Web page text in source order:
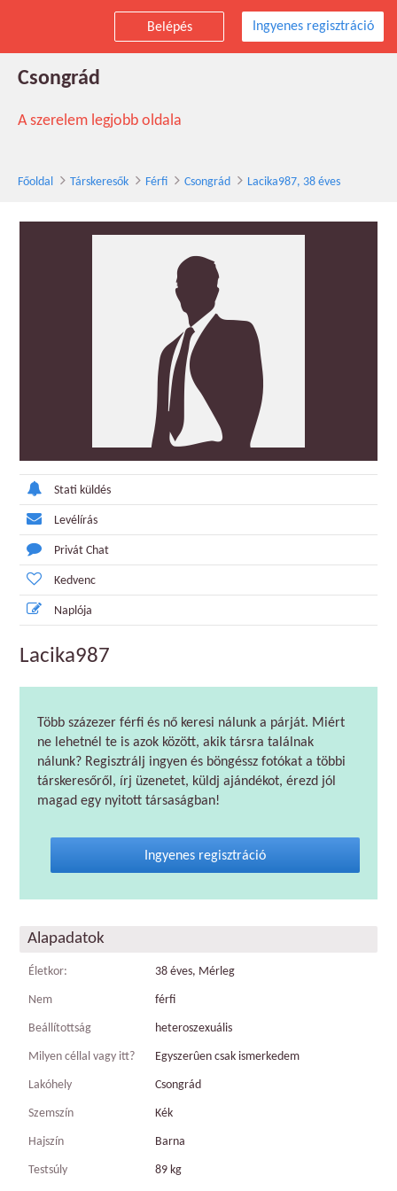
Belépés Ingyenes regisztráció
Lacika987 társkereső férfi, 38 éves,
Csongrád
A szerelem legjobb oldala
Főoldal Társkeresők Férfi Csongrád Lacika987, 38 éves
Stati küldés
Levélírás
Privát Chat
Kedvenc
Naplója
Lacika987
Több százezer férfi és nő keresi nálunk a párját. Miért
ne lehetnél te is azok között, akik társra találnak
nálunk? Regisztrálj ingyen és böngéssz fotókat a többi
társkeresőről, írj üzenetet, küldj ajándékot, érezd jól
magad egy nyitott társaságban!
Ingyenes regisztráció
Alapadatok
Életkor: 38 éves, Mérleg
Nem férfi
Beállítottság heteroszexuális
Milyen céllal vagy itt? Egyszerûen csak ismerkedem
Lakóhely Csongrád
Szemszín Kék
Hajszín Barna
Testsúly 89 kg